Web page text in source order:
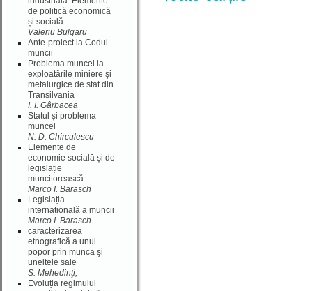
de politică economică
și socială
Valeriu Bulgaru
Ante-proiect la Codul
muncii
Problema muncei la
exploatările miniere şi
metalurgice de stat din
Transilvania
I. I. Gârbacea
Statul și problema
muncei
N. D. Chirculescu
Elemente de
economie socială și de
legislație
muncitorească
Marco I. Barasch
Legislația
internațională a muncii
Marco I. Barasch
caracterizarea
etnografică a unui
popor prin munca şi
uneltele sale
S. Mehedinţi,
Evoluția regimului